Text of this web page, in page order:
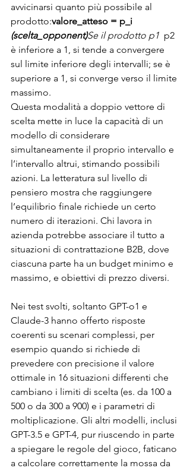
avvicinarsi quanto più possibile al
prodotto:valore_atteso = p_i
(scelta_opponent)Se il prodotto p1 p2
è inferiore a 1, si tende a convergere
sul limite inferiore degli intervalli; se è
superiore a 1, si converge verso il limite
massimo.
Questa modalità a doppio vettore di
scelta mette in luce la capacità di un
modello di considerare
simultaneamente il proprio intervallo e
l’intervallo altrui, stimando possibili
azioni. La letteratura sul livello di
pensiero mostra che raggiungere
l’equilibrio finale richiede un certo
numero di iterazioni. Chi lavora in
azienda potrebbe associare il tutto a
situazioni di contrattazione B2B, dove
ciascuna parte ha un budget minimo e
massimo, e obiettivi di prezzo diversi.
Nei test svolti, soltanto GPT-o1 e
Claude-3 hanno offerto risposte
coerenti su scenari complessi, per
esempio quando si richiede di
prevedere con precisione il valore
ottimale in 16 situazioni differenti che
cambiano i limiti di scelta (es. da 100 a
500 o da 300 a 900) e i parametri di
moltiplicazione. Gli altri modelli, inclusi
GPT-3.5 e GPT-4, pur riuscendo in parte
a spiegare le regole del gioco, faticano
a calcolare correttamente la mossa da